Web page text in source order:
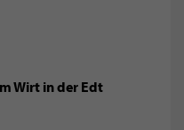
Wirt in der Edt